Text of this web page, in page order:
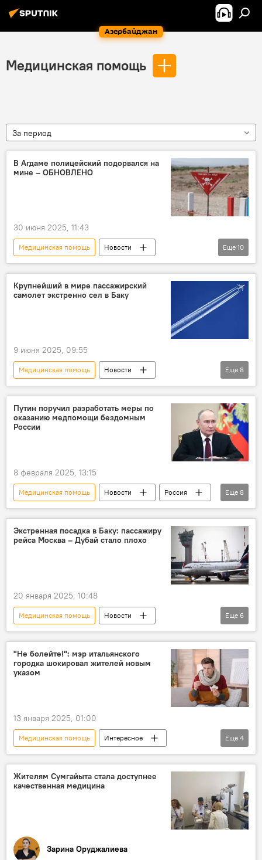
Азербайджан
Медицинская помощь
За период
В Агдаме полицейский подорвался на
мине – ОБНОВЛЕНО
30 июня 2025, 11:43
Медицинская помощь
Новости
Азербайджан
Минобороны Азербайджана
Кельбаджарский район
подрыв на мине
армянская провокация
минный террор
Геранбойский район
Еще 10
Крупнейший в мире пассажирский
самолет экстренно сел в Баку
9 июня 2025, 09:55
Медицинская помощь
Новости
Азербайджан
Баку
самолет Airbus A380
Вынужденная посадка
австралийская авиакомпания Qantas Airlines
Общество
Еще 8
Путин поручил разработать меры по
оказанию медпомощи бездомным
России
8 февраля 2025, 13:15
Медицинская помощь Новости
Россия
Президент
Владимир Путин
Указ
перечень
Общество
Бездомные
Лекарства
пациенты
Еще 8
Экстренная посадка в Баку: пассажиру
рейса Москва – Дубай стало плохо
20 января 2025, 10:48
Медицинская помощь
Новости
Азербайджан
Россия
Происшествия в Азербайджане
Авиасообщение
"Аэрофлот"
Еще 6
"Не болейте!": мэр итальянского
городка шокировал жителей новым
указом
13 января 2025, 01:00
Медицинская помощь
Интересное
Италия
здравоохранение
Указ
Пожилые люди
Еще 4
Жителям Сумгайыта стала доступнее
качественная медицина
Зарина Оруджалиева